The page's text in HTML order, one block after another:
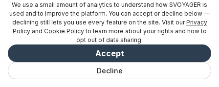
का उल्लंघन करती है तो बुकिंग अस्वीकार, रद्द या भुगतान अवरुद्ध कर
सकते हैं।
यदि आप किसी विशेष देश के नागरिक, निवासी या उस देश के विशेष
प्रतिबंधों के अधीन व्यक्ति हैं, तो यह आपकी जिम्मेदारी है कि आप स्वयं जांच
करें कि क्या संबंधित सेवाओं के लिए यात्रा, बुकिंग और भुगतान आपको
यदि आप प्रतिबंधों, वीज़ा प्रतिबंधों, आव्रजन आवश्यकताओं, प्रवेश से
चैट बचाया गया यात्राएँ अन्वेषण करें Vibe लॉग इन करें
We use a small amount of analytics to understand how SVOYAGER is
used and to improve the platform. You can accept or decline below —
declining still lets you use every feature on the site. Visit our Privacy
Policy and Cookie Policy to learn more about your rights and how to
opt out of data sharing.
Decline
Accept